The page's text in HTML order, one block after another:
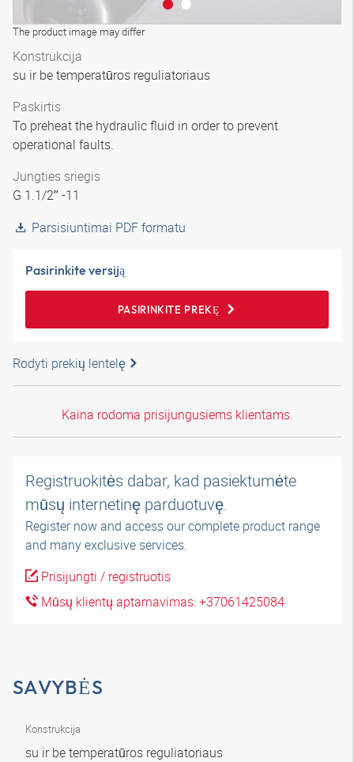
The product image may differ
Konstrukcija
su ir be temperatūros reguliatoriaus
Paskirtis
To preheat the hydraulic fluid in order to prevent
operational faults.
Jungties sriegis
G 1.1/2″ -11
Parsisiuntimai PDF formatu
Pasirinkite versiją
PASIRINKITE PREKĘ
Rodyti prekių lentelę
Kaina rodoma prisijungusiems klientams.
Registruokitės dabar, kad pasiektumėte
mūsų internetinę parduotuvę.
Register now and access our complete product range
and many exclusive services.
Prisijungti / registruotis
Mūsų klientų aptarnavimas: +37061425084
SAVYBĖS
Konstrukcija
su ir be temperatūros reguliatoriaus